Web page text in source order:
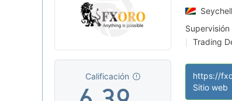
Calificación
4
5
1
2
7
8
Trading
https://
Sitio web